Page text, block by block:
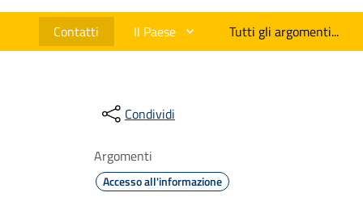
Contatti Il Paese Tutti gli argomenti...
Condividi
Argomenti
Accesso all'informazione